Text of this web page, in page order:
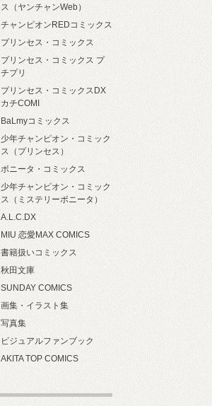
ス（ヤンチャンWeb）
チャンピオンREDコミックス
プリンセス・コミックス
プリンセス・コミックス プ
チプリ
プリンセス・コミックスDX
カチCOMI
BaLmyコミックス
少年チャンピオン・コミック
ス（プリンセス）
ボニータ・コミックス
少年チャンピオン・コミック
ス（ミステリーボニータ）
A.L.C.DX
MIU 恋愛MAX COMICS
書籍扱いコミックス
秋田文庫
SUNDAY COMICS
画集・イラスト集
写真集
ビジュアルファンブック
AKITA TOP COMICS